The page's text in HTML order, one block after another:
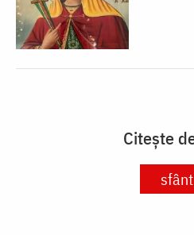
Citește
sfânt